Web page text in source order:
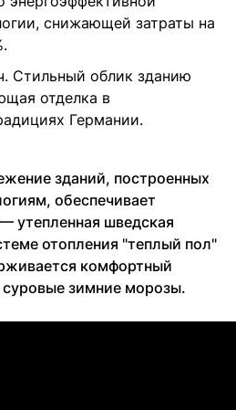
снижающей затраты на
Стильный облик зданию
отделка в
Германии.
зданий, построенных
обеспечивает
утепленная шведская
отопления "теплый пол"
комфортный
зимние морозы.